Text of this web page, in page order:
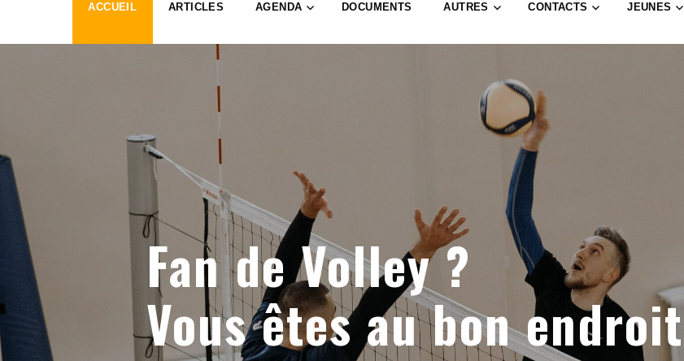
ACCUEIL ARTICLES AGENDA DOCUMENTS AUTRES CONTACTS JEUNES
Fan de Volley ?
Vous êtes au bon endroit